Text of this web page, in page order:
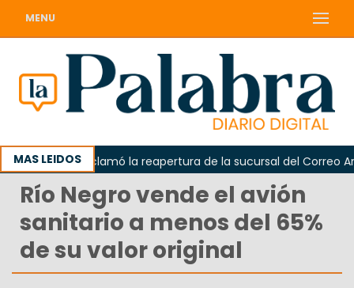
MENU
MAS LEIDOS
Odarda reclamó la reapertura de la sucursal del Correo
Río Negro vende el avión
sanitario a menos del 65%
de su valor original